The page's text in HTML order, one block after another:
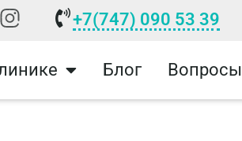
+7(747) 090 53 39
Блог Вопросы